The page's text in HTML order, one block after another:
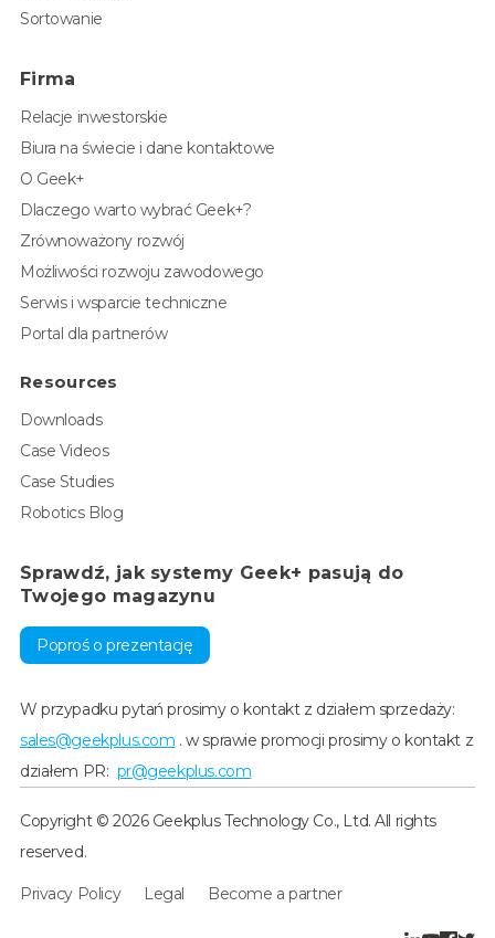
Sortowanie
Firma
Relacje inwestorskie
Biura na świecie i dane kontaktowe
O Geek+
Dlaczego warto wybrać Geek+?
Zrównoważony rozwój
Możliwości rozwoju zawodowego
Serwis i wsparcie techniczne
Portal dla partnerów
Resources
Downloads
Case Videos
Case Studies
Robotics Blog
Sprawdź, jak systemy Geek+ pasują do
Twojego magazynu
Poproś o prezentację
W przypadku pytań prosimy o kontakt z działem sprzedaży:
sales@geekplus.com . w sprawie promocji prosimy o kontakt z
działem PR: pr@geekplus.com
Copyright © 2026 Geekplus Technology Co., Ltd. All rights
reserved.
Privacy Policy Legal Become a partner